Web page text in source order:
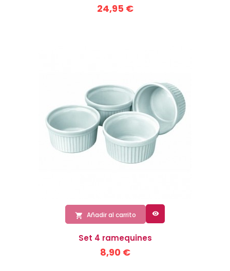
24,95 €
 Añadir al carrito 
Set 4 ramequines
8,90 €